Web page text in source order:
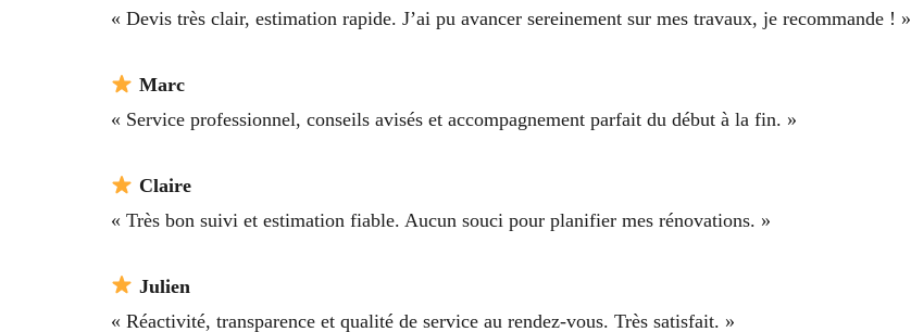
« Devis très clair, estimation rapide. J’ai pu avancer sereinement sur mes travaux, je recommande ! »
Marc
« Service professionnel, conseils avisés et accompagnement parfait du début à la fin. »
Claire
« Très bon suivi et estimation fiable. Aucun souci pour planifier mes rénovations. »
Julien
« Réactivité, transparence et qualité de service au rendez-vous. Très satisfait. »